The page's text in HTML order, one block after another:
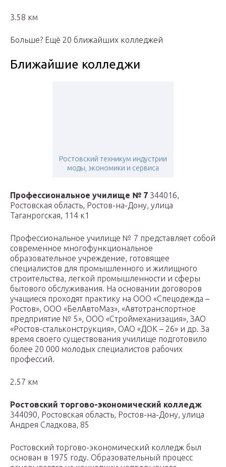
3.58 км
Больше? Ещё 20 ближайших колледжей
Ближайшие колледжи
Ростовский техникум индустрии
моды, экономики и сервиса
Профессиональное училище № 7 344016,
Ростовская область, Ростов-на-Дону, улица
Таганрогская, 114 к1
Профессиональное училище № 7 представляет собой
современное многофункциональное
образовательное учреждение, готовящее
специалистов для промышленного и жилищного
строительства, легкой промышленности и сферы
бытового обслуживания. На основании договоров
учащиеся проходят практику на ООО «Спецодежда –
Ростов», ООО «БелАвтоМаз», «Автотранспортное
предприятие № 5», ООО «Строймеханизация», ЗАО
«Ростов-стальконструкция», ОАО «ДОК – 26» и др. За
время своего существования училище подготовило
более 20 000 молодых специалистов рабочих
профессий.
2.57 км
Ростовский торгово-экономический колледж
344090, Ростовская область, Ростов-на-Дону, улица
Андрея Сладкова, 85
Ростовский торгово-экономический колледж был
основан в 1975 году. Образовательный процесс